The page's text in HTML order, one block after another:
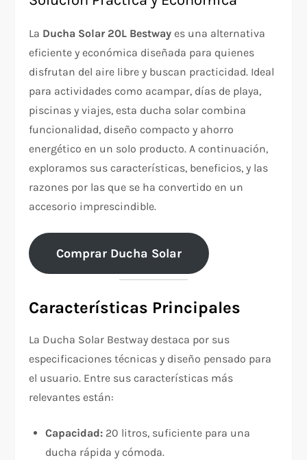
La Ducha Solar 20L Bestway es una alternativa
eficiente y económica diseñada para quienes
disfrutan del aire libre y buscan practicidad. Ideal
para actividades como acampar, días de playa,
piscinas y viajes, esta ducha solar combina
funcionalidad, diseño compacto y ahorro
energético en un solo producto. A continuación,
exploramos sus características, beneficios, y las
razones por las que se ha convertido en un
accesorio imprescindible.
Comprar Ducha Solar
Características Principales
La Ducha Solar Bestway destaca por sus
especificaciones técnicas y diseño pensado para
el usuario. Entre sus características más
relevantes están:
Capacidad: 20 litros, suficiente para una
ducha rápida y cómoda.